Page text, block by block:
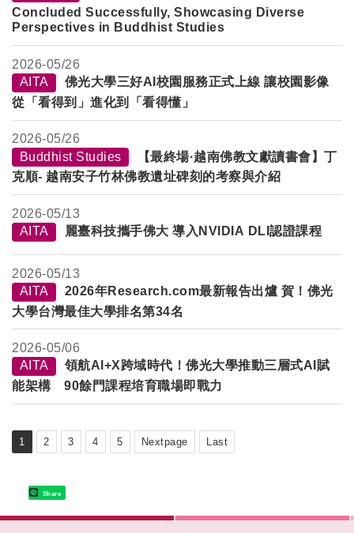
Concluded Successfully, Showcasing Diverse
Perspectives in Buddhist Studies
2026-05/26
AITA
佛光大學三好AI校園服務正式上線 讓校園影像
從「看得到」進化到「看得懂」
2026-05/26
Buddhist Studies
【最終場·越南佛教文獻讀書會】丁
克順- 越南安子竹林佛教遺址碑刻的考察與介紹
2026-05/13
AITA
麗臺科技攜手佛大 導入NVIDIA DLI認證課程
2026-05/13
AITA
2026年Research.com最新報告出爐 賀！佛光
大學台灣最佳大學排名第34名
2026-05/06
AITA
領航AI+X跨域時代！佛光大學推動三層式AI賦
能架構 90餘門課程培育職場即戰力
1 2 3 4 5 Nextpage Last
Share